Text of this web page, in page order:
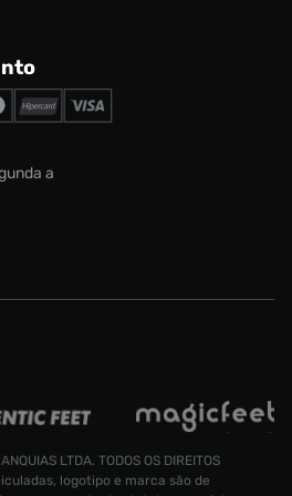
a
LTDA. TODOS OS DIREITOS
logotipo e marca são de